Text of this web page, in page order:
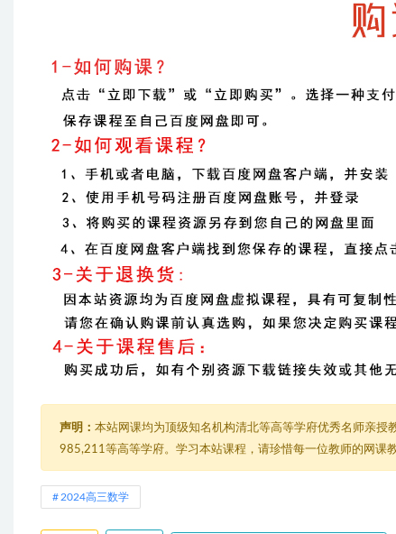
声明： 本站网课均为顶级知名机构清北等高等学府优秀名师亲授
985,211等高等学府。学习本站课程，请珍惜每一位教师的网课
2024高三数学